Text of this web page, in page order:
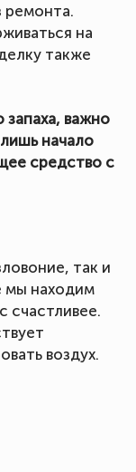
ремонта.
на
также
запаха, важно
начало
средство с
так и
мы находим
счастливее.
воздух.